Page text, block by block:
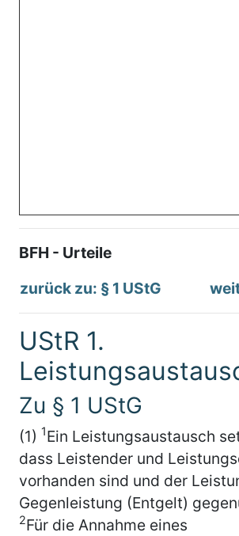
BFH - Urteile
zurück zu: § 1 UStG
UStR 1.
Zu § 1 UStG
(1) 1Ein Leistungsaustausch
dass Leistender und
vorhanden sind und der
Gegenleistung (Entgelt)
2Für die Annahme eines